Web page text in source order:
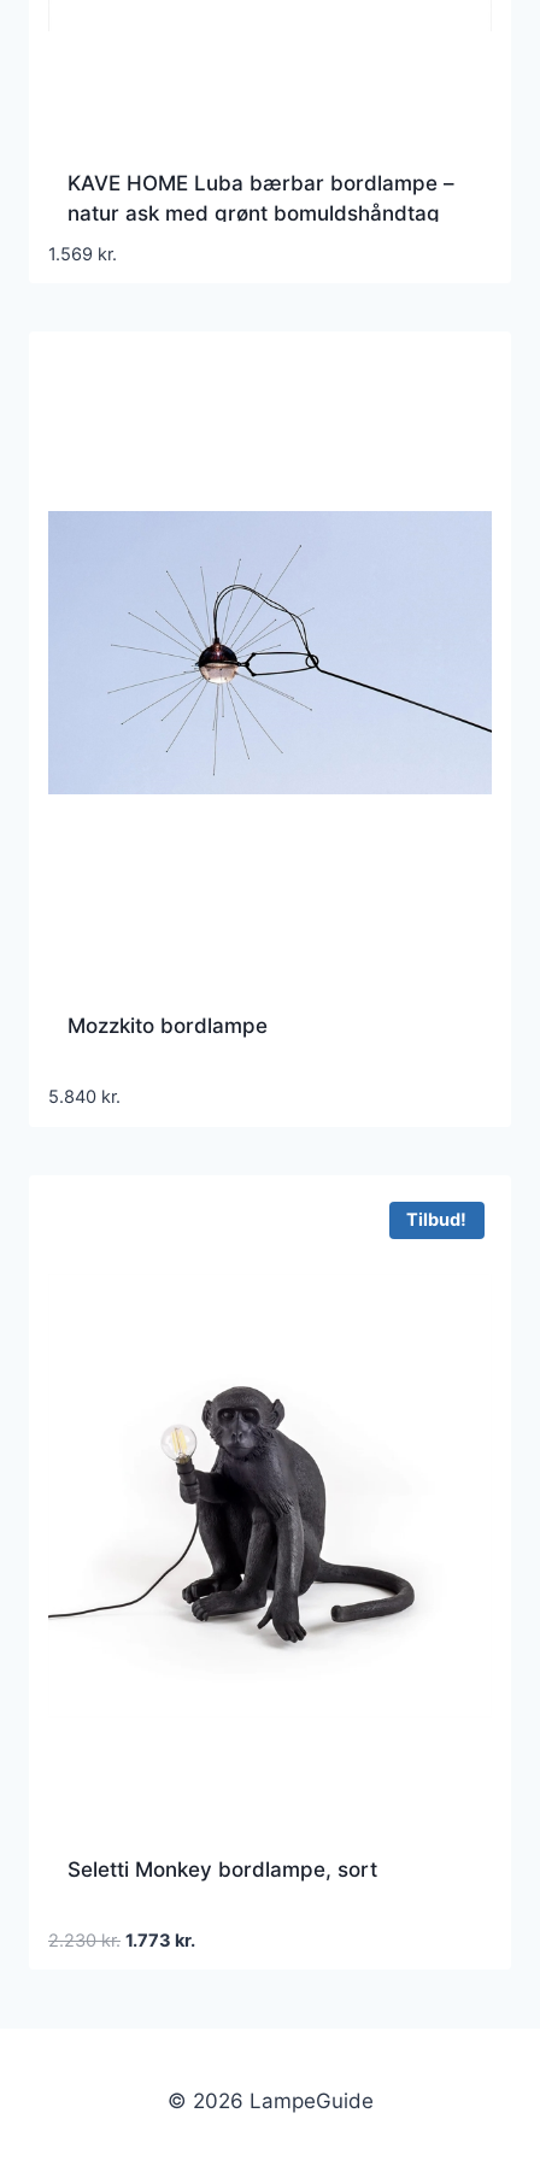
KAVE HOME Luba bærbar bordlampe –
natur ask med grønt bomuldshåndtag
1.569 kr.
Mozzkito bordlampe
5.840 kr.
Tilbud!
Seletti Monkey bordlampe, sort
2.230kr. Den
1.773 kr.Den
© 2026 LampeGuide